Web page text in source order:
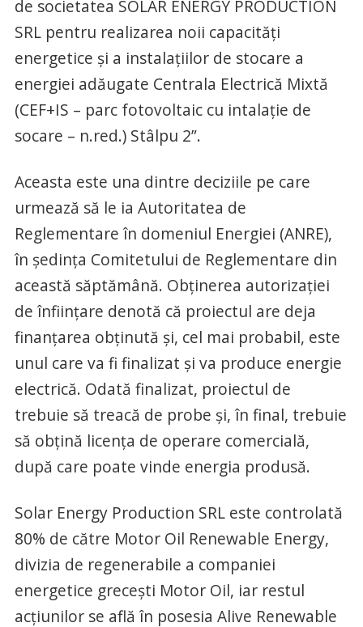
de societatea SOLAR ENERGY PRODUCTION
SRL pentru realizarea noii capacităţi
energetice şi a instalaţiilor de stocare a
energiei adăugate Centrala Electrică Mixtă
(CEF+IS – parc fotovoltaic cu intalație de
socare – n.red.) Stâlpu 2”.
Aceasta este una dintre deciziile pe care
urmează să le ia Autoritatea de
Reglementare în domeniul Energiei (ANRE),
în ședința Comitetului de Reglementare din
această săptămână. Obținerea autorizației
de înființare denotă că proiectul are deja
finanțarea obținută și, cel mai probabil, este
unul care va fi finalizat și va produce energie
electrică. Odată finalizat, proiectul de
trebuie să treacă de probe și, în final, trebuie
să obțină licența de operare comercială,
după care poate vinde energia produsă.
Solar Energy Production SRL este controlată
80% de către Motor Oil Renewable Energy,
divizia de regenerabile a companiei
energetice grecești Motor Oil, iar restul
acțiunilor se află în posesia Alive Renewable